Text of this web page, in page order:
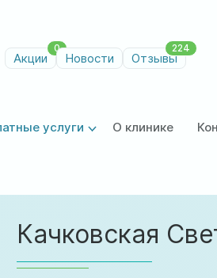
Акции
0
Новости Отзывы
224
услуги О клинике
Качковская